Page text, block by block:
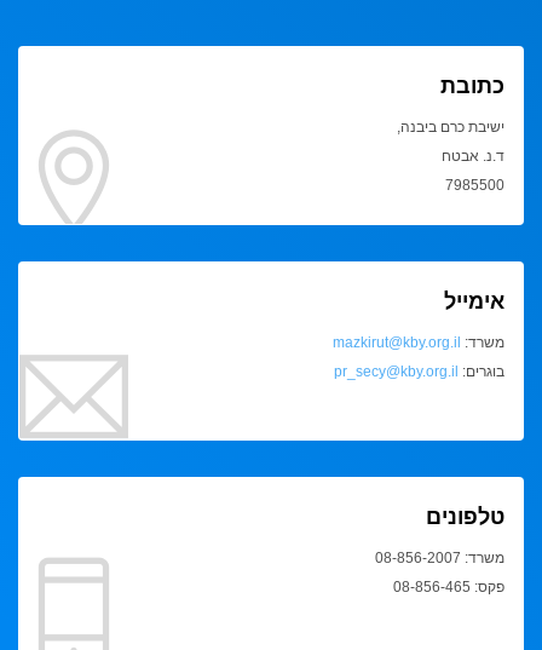
כתובת
ישיבת כרם ביבנה,
ד.נ. אבטח
7985500
אימייל
משרד: mazkirut@kby.org.il
בוגרים: pr_secy@kby.org.il
טלפונים
משרד: 08-856-2007
פקס: 08-856-465